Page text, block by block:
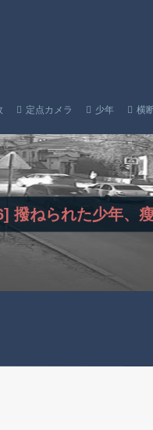
定点カメラ 少年 横
撥ねられた少年、